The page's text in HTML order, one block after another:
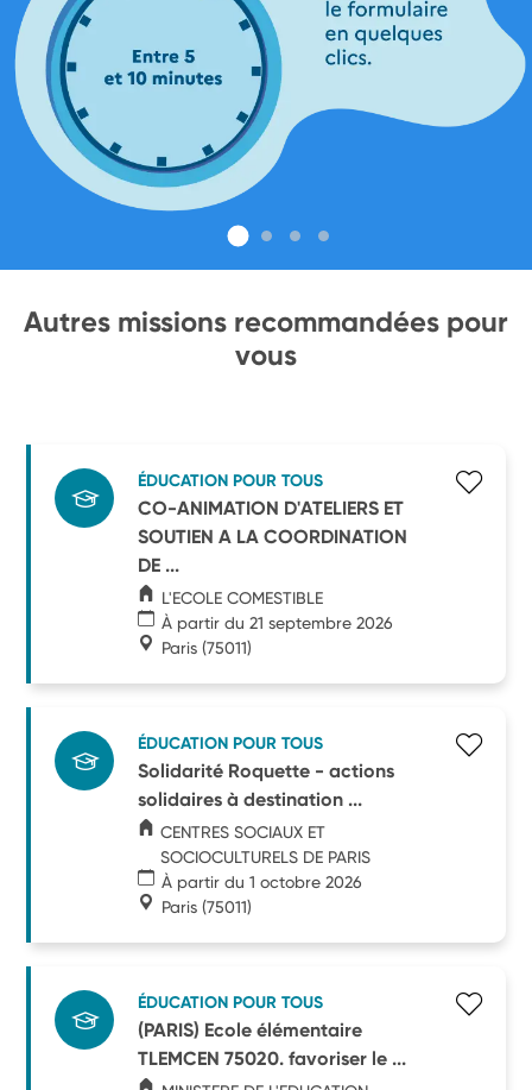
Autres missions recommandées pour
vous
ÉDUCATION POUR TOUS
CO-ANIMATION D'ATELIERS ET
SOUTIEN A LA COORDINATION
DE ...
L'ECOLE COMESTIBLE
À partir du 21 septembre 2026
Paris (75011)
ÉDUCATION POUR TOUS
Solidarité Roquette - actions
solidaires à destination ...
CENTRES SOCIAUX ET
SOCIOCULTURELS DE PARIS
À partir du 1 octobre 2026
Paris (75011)
ÉDUCATION POUR TOUS
(PARIS) Ecole élémentaire
TLEMCEN 75020. favoriser le ...